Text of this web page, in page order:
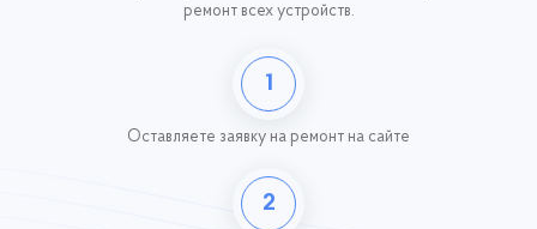
ремонт всех устройств.
1
Оставляете заявку на ремонт на сайте
2